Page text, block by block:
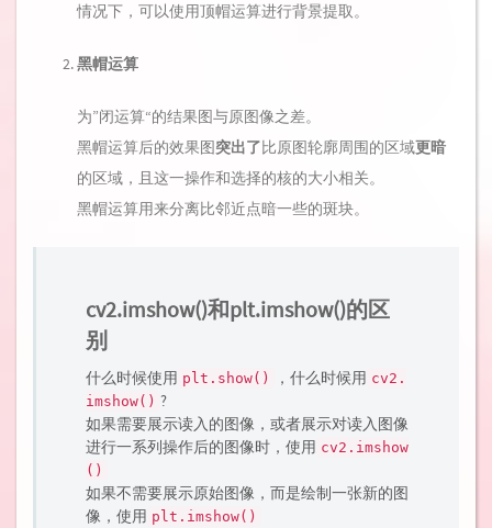
情况下，可以使用顶帽运算进行背景提取。
黑帽运算
为”闭运算“的结果图与原图像之差。
黑帽运算后的效果图突出了比原图轮廓周围的区域更暗
的区域，且这一操作和选择的核的大小相关。
黑帽运算用来分离比邻近点暗一些的斑块。
cv2.imshow()和plt.imshow()的区
别
什么时候使用 plt.show() ，什么时候用 cv2.
imshow() ?
如果需要展示读入的图像，或者展示对读入图像
进行一系列操作后的图像时，使用 cv2.imshow
()
如果不需要展示原始图像，而是绘制一张新的图
像，使用 plt.imshow()